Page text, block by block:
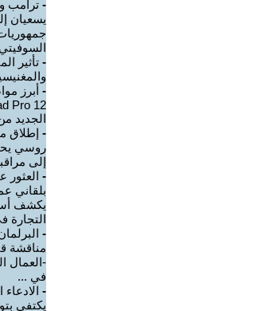
- ترامب
يسعيان
جمهوريات
- تأثير
- أبرز
Pro 12
الجديد
- إطلاق
روسي
إلى
- العثور
بلقاني
يكشف
التجارة
-
مناقشة
-العمال
في ...
- الادعاء
يكتفي